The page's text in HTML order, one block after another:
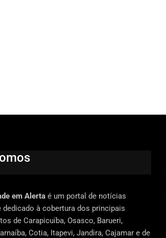
em Alerta é um portal de notícias
dedicado à cobertura dos principais
de Carapicuíba, Osasco, Barueri,
Cotia, Itapevi, Jandira, Cajamar e de